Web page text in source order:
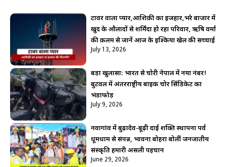
टावर वाला प्यार,आशिक़ी का इजहार,भरे बाजार में
खुद के औलादों से शर्मिंदा हो रहा परिवार, ऋषि वर्मा
की क़लम से जानें आज के इश्किया खेल की सच्चाई
July 13, 2026
बड़ा खुलासा: भारत से चोरी नेपाल में नया नंबर!
बुटवल में अंतरराष्ट्रीय बाइक चोर सिंडिकेट का
भंडाफोड़
July 9, 2026
नवागांव में बुढ़ादेव-बूढ़ी दाई शक्ति स्थापना पर्व
धूमधाम से संपन्न, भावना बोहरा बोलीं जनजातीय
संस्कृति हमारी असली पहचान
June 29, 2026